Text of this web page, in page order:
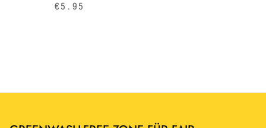
Normaler Preis
€5.95